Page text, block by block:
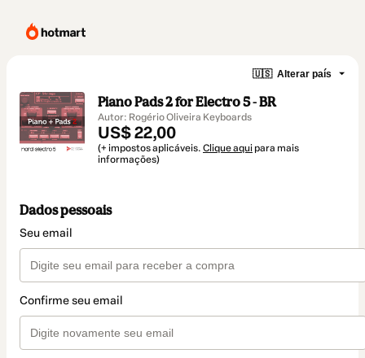
🇺🇸 Alterar país
Piano Pads 2 for Electro 5 - BR
Autor: Rogério Oliveira Keyboards
US$ 22,00
(+ impostos aplicáveis. Clique aqui para mais
informações)
Dados pessoais
Seu email
Confirme seu email